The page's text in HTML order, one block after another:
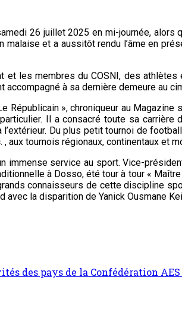
26 juillet 2025 en mi-journée, alors
malaise et a aussitôt rendu l’âme en
et les membres du COSNI, des
à sa dernière demeure au
», chroniqueur au
Il a consacré toute sa
Du plus petit tournoi de
aux tournois régionaux, continentaux et
service au sport. Vice-
à Dosso, été tour à tour «
connaisseurs de cette discipline
la disparition de Yanick Ousmane
des pays de la Confédération